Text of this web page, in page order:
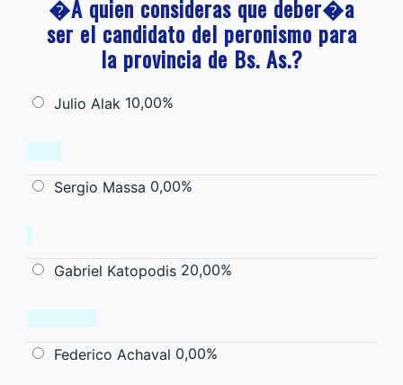
�A quien consideras que deber�a
ser el candidato del peronismo para
la provincia de Bs. As.?
Julio Alak 10,00%
Sergio Massa 0,00%
Gabriel Katopodis 20,00%
Federico Achaval 0,00%